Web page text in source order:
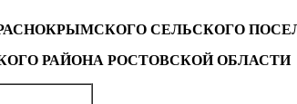
СЕЛЬСКОГО
РАЙОНА РОСТОВСКОЙ ОБЛАСТИ